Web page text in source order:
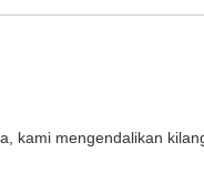
kami mengendalikan